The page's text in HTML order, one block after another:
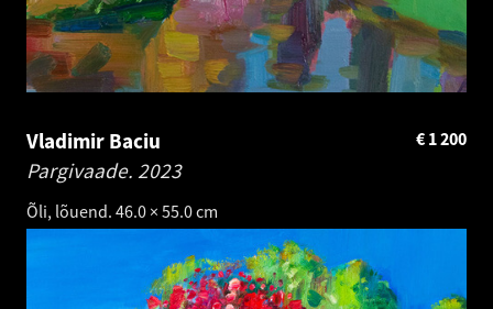
Vladimir Baciu
Pargivaade. 2023
Õli, lõuend. 46.0 × 55.0 cm
1 200
€